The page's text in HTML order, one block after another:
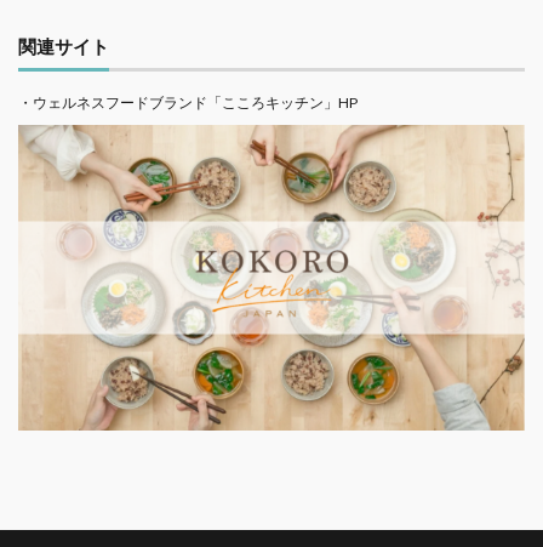
関連サイト
・ウェルネスフードブランド「こころキッチン」HP